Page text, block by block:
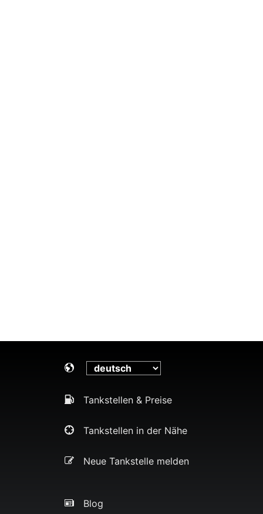
Tankstellen & Preise
Tankstellen in der Nähe
Neue Tankstelle melden
Blog